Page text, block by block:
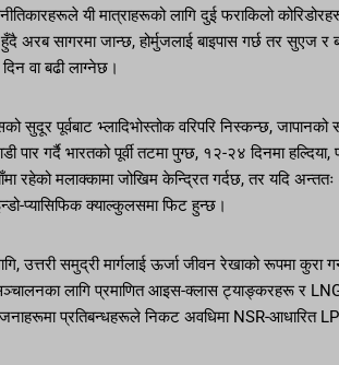
यी मात्राहरूको लागि दुई फराकिलो
अरब सागरमा जान्छ, होर्मुजलाई बाइपास गर्छ तर सुएज
वा बढी लाग्नेछ।
सुदूर पूर्वबाट भ्लादिभोस्तोक वरिपरि निस्कन्छ,
पार गर्दै भारतको पूर्वी तटमा पुग्छ, १२-२४ दिनमा
रहेको मलाक्कामा जोखिम केन्द्रित गर्दछ, तर यदि
प्यासिफिक क्याल्कुलसमा फिट हुन्छ।
उत्तरी समुद्री मार्गलाई ऊर्जा जीवन रेखाको रूपमा
लागि प्रमाणित आइस-क्लास ट्याङ्करहरू र
प्रतिबन्धहरूले निकट अवधिमा NSR-आधारित LPG